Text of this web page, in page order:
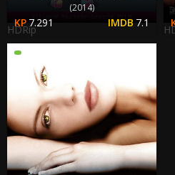
(2014)
7.291 7.1
HDRip